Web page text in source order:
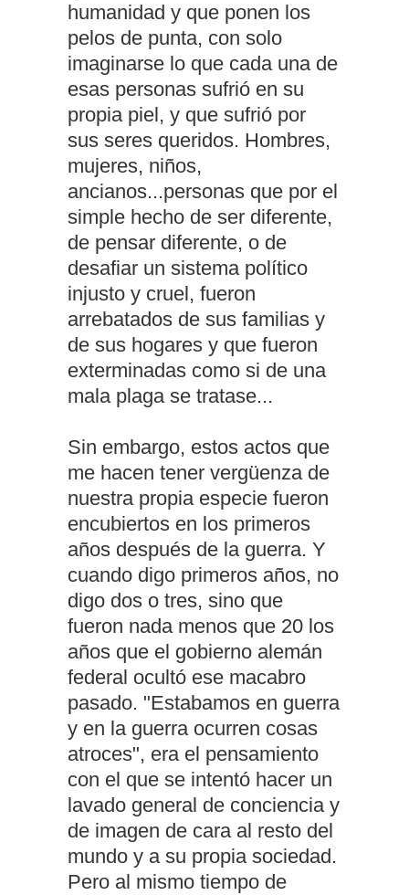
humanidad y que ponen los
pelos de punta, con solo
imaginarse lo que cada una de
esas personas sufrió en su
propia piel, y que sufrió por
sus seres queridos. Hombres,
mujeres, niños,
ancianos...personas que por el
simple hecho de ser diferente,
de pensar diferente, o de
desafiar un sistema político
injusto y cruel, fueron
arrebatados de sus familias y
de sus hogares y que fueron
exterminadas como si de una
mala plaga se tratase...
Sin embargo, estos actos que
me hacen tener vergüenza de
nuestra propia especie fueron
encubiertos en los primeros
años después de la guerra. Y
cuando digo primeros años, no
digo dos o tres, sino que
fueron nada menos que 20 los
años que el gobierno alemán
federal ocultó ese macabro
pasado. "Estabamos en guerra
y en la guerra ocurren cosas
atroces", era el pensamiento
con el que se intentó hacer un
lavado general de conciencia y
de imagen de cara al resto del
mundo y a su propia sociedad.
Pero al mismo tiempo de